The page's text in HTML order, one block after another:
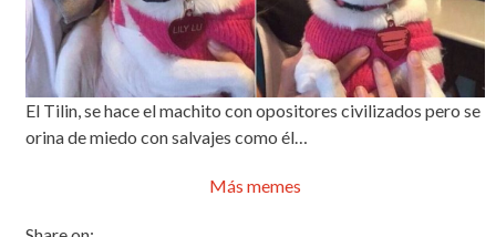
El Tilin, se hace el machito con opositores civilizados pero se
orina de miedo con salvajes como él…
Más memes